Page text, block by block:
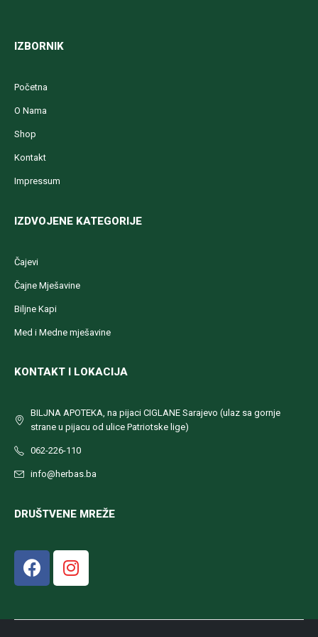
IZBORNIK
Početna
O Nama
Shop
Kontakt
Impressum
IZDVOJENE KATEGORIJE
Čajevi
Čajne Mješavine
Biljne Kapi
Med i Medne mješavine
KONTAKT I LOKACIJA
BILJNA APOTEKA, na pijaci CIGLANE Sarajevo (ulaz sa gornje
strane u pijacu od ulice Patriotske lige)
062-226-110
info@herbas.ba
DRUŠTVENE MREŽE